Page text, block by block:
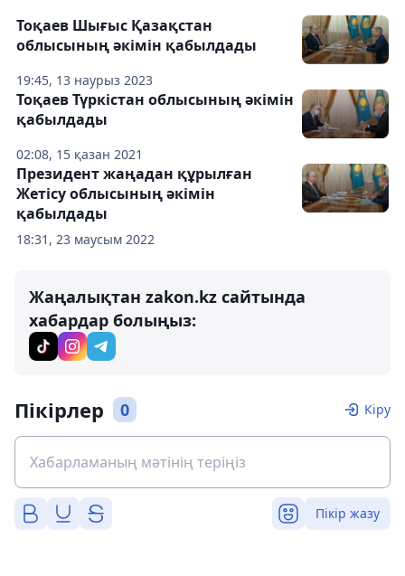
19:45, 13 наурыз 2023
Тоқаев Шығыс Қазақстан
облысының әкімін қабылдады
02:08, 15 қазан 2021
Тоқаев Түркістан облысының әкімін
қабылдады
18:31, 23 маусым 2022
Президент жаңадан құрылған
Жетісу облысының әкімін
қабылдады
Жаңалықтан zakon.kz сайтында
хабардар болыңыз:
Пікірлер 0 Кіру
Пікір жазу